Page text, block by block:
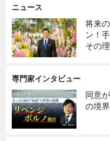
ニュース
将来
ン！
その
専門家インタビュー
同意
の境